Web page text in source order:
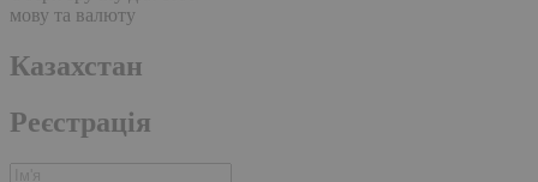
мову та валюту
Казахстан
Реєстрація